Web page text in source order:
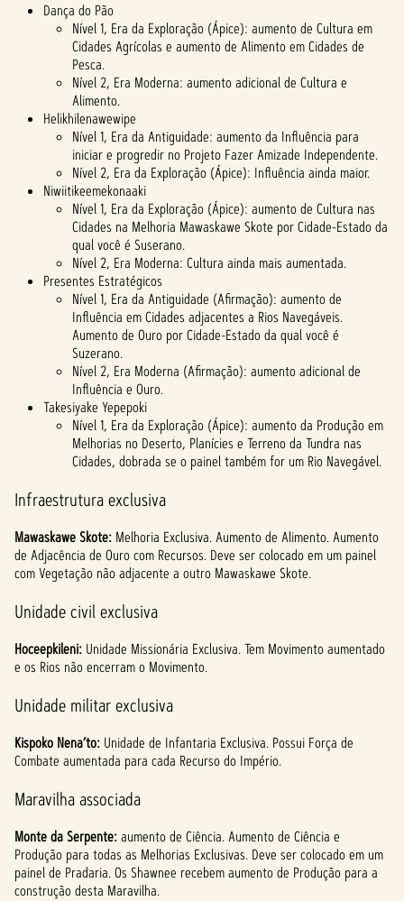
Dança do Pão
Nível 1, Era da Exploração (Ápice): aumento de Cultura em
Cidades Agrícolas e aumento de Alimento em Cidades de
Pesca.
Nível 2, Era Moderna: aumento adicional de Cultura e
Alimento.
Helikhilenawewipe
Nível 1, Era da Antiguidade: aumento da Influência para
iniciar e progredir no Projeto Fazer Amizade Independente.
Nível 2, Era da Exploração (Ápice): Influência ainda maior.
Niwiitikeemekonaaki
Nível 1, Era da Exploração (Ápice): aumento de Cultura nas
Cidades na Melhoria Mawaskawe Skote por Cidade-Estado da
qual você é Suserano.
Nível 2, Era Moderna: Cultura ainda mais aumentada.
Presentes Estratégicos
Nível 1, Era da Antiguidade (Afirmação): aumento de
Influência em Cidades adjacentes a Rios Navegáveis.
Aumento de Ouro por Cidade-Estado da qual você é
Suzerano.
Nível 2, Era Moderna (Afirmação): aumento adicional de
Influência e Ouro.
Takesiyake Yepepoki
Nível 1, Era da Exploração (Ápice): aumento da Produção em
Melhorias no Deserto, Planícies e Terreno da Tundra nas
Cidades, dobrada se o painel também for um Rio Navegável.
Infraestrutura exclusiva
Mawaskawe Skote: Melhoria Exclusiva. Aumento de Alimento. Aumento
de Adjacência de Ouro com Recursos. Deve ser colocado em um painel
com Vegetação não adjacente a outro Mawaskawe Skote.
Unidade civil exclusiva
Hoceepkileni: Unidade Missionária Exclusiva. Tem Movimento aumentado
e os Rios não encerram o Movimento.
Unidade militar exclusiva
Kispoko Nena’to: Unidade de Infantaria Exclusiva. Possui Força de
Combate aumentada para cada Recurso do Império.
Maravilha associada
Monte da Serpente:aumento de Ciência. Aumento de Ciência e
Produção para todas as Melhorias Exclusivas. Deve ser colocado em um
painel de Pradaria. Os Shawnee recebem aumento de Produção para a
construção desta Maravilha.